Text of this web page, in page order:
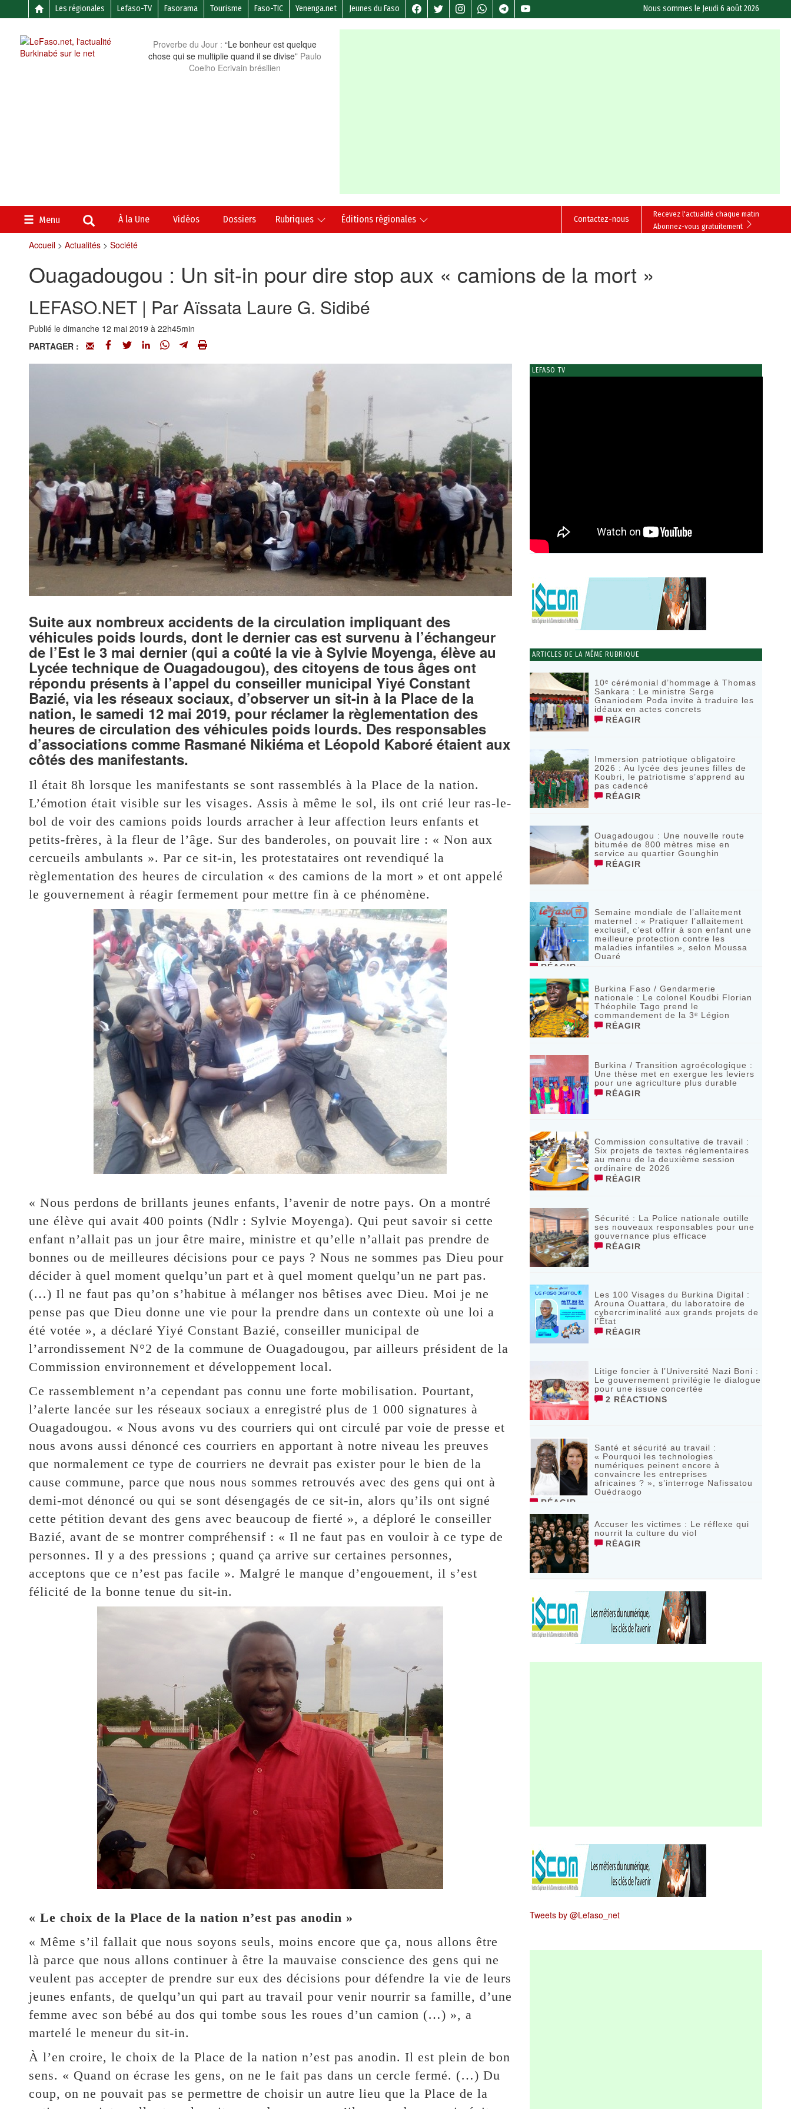
Les régionales Lefaso-TV Fasorama Tourisme Faso-TIC Yenenga.net Jeunes du Faso Nous sommes le Jeudi 6 août 2026
Proverbe du Jour : “Le bonheur est quelque
chose qui se multiplie quand il se divise” Paulo
Coelho Ecrivain brésilien
Menu À la Une Vidéos Dossiers Rubriques Éditions régionales
Recevez l'actualité chaque matin
Abonnez-vous gratuitement
Contactez-nous
Accueil> Actualités> Société
Ouagadougou : Un sit-in pour dire stop aux « camions de la mort »
LEFASO.NET | Par Aïssata Laure G. Sidibé
Publié le dimanche 12 mai 2019 à 22h45min
PARTAGER :
Suite aux nombreux accidents de la circulation impliquant des
véhicules poids lourds, dont le dernier cas est survenu à l’échangeur
de l’Est le 3 mai dernier (qui a coûté la vie à Sylvie Moyenga, élève au
Lycée technique de Ouagadougou), des citoyens de tous âges ont
répondu présents à l’appel du conseiller municipal Yiyé Constant
Bazié, via les réseaux sociaux, d’observer un sit-in à la Place de la
nation, le samedi 12 mai 2019, pour réclamer la règlementation des
heures de circulation des véhicules poids lourds. Des responsables
d’associations comme Rasmané Nikiéma et Léopold Kaboré étaient aux
côtés des manifestants.
Il était 8h lorsque les manifestants se sont rassemblés à la Place de la nation.
L’émotion était visible sur les visages. Assis à même le sol, ils ont crié leur ras-le-
bol de voir des camions poids lourds arracher à leur affection leurs enfants et
petits-frères, à la fleur de l’âge. Sur des banderoles, on pouvait lire : « Non aux
cercueils ambulants ». Par ce sit-in, les protestataires ont revendiqué la
règlementation des heures de circulation « des camions de la mort » et ont appelé
le gouvernement à réagir fermement pour mettre fin à ce phénomène.
« Nous perdons de brillants jeunes enfants, l’avenir de notre pays. On a montré
une élève qui avait 400 points (Ndlr : Sylvie Moyenga). Qui peut savoir si cette
enfant n’allait pas un jour être maire, ministre et qu’elle n’allait pas prendre de
bonnes ou de meilleures décisions pour ce pays ? Nous ne sommes pas Dieu pour
décider à quel moment quelqu’un part et à quel moment quelqu’un ne part pas.
(…) Il ne faut pas qu’on s’habitue à mélanger nos bêtises avec Dieu. Moi je ne
pense pas que Dieu donne une vie pour la prendre dans un contexte où une loi a
été votée », a déclaré Yiyé Constant Bazié, conseiller municipal de
l’arrondissement N°2 de la commune de Ouagadougou, par ailleurs président de la
Commission environnement et développement local.
Ce rassemblement n’a cependant pas connu une forte mobilisation. Pourtant,
l’alerte lancée sur les réseaux sociaux a enregistré plus de 1 000 signatures à
Ouagadougou. « Nous avons vu des courriers qui ont circulé par voie de presse et
nous avons aussi dénoncé ces courriers en apportant à notre niveau les preuves
que normalement ce type de courriers ne devrait pas exister pour le bien de la
cause commune, parce que nous nous sommes retrouvés avec des gens qui ont à
demi-mot dénoncé ou qui se sont désengagés de ce sit-in, alors qu’ils ont signé
cette pétition devant des gens avec beaucoup de fierté », a déploré le conseiller
Bazié, avant de se montrer compréhensif : « Il ne faut pas en vouloir à ce type de
personnes. Il y a des pressions ; quand ça arrive sur certaines personnes,
acceptons que ce n’est pas facile ». Malgré le manque d’engouement, il s’est
félicité de la bonne tenue du sit-in.
« Le choix de la Place de la nation n’est pas anodin »
« Même s’il fallait que nous soyons seuls, moins encore que ça, nous allons être
là parce que nous allons continuer à être la mauvaise conscience des gens qui ne
veulent pas accepter de prendre sur eux des décisions pour défendre la vie de leurs
jeunes enfants, de quelqu’un qui part au travail pour venir nourrir sa famille, d’une
femme avec son bébé au dos qui tombe sous les roues d’un camion (…) », a
martelé le meneur du sit-in.
À l’en croire, le choix de la Place de la nation n’est pas anodin. Il est plein de bon
sens. « Quand on écrase les gens, on ne le fait pas dans un cercle fermé. (…) Du
coup, on ne pouvait pas se permettre de choisir un autre lieu que la Place de la
LEFASO TV
ARTICLES DE LA MÊME RUBRIQUE
10ᵉ cérémonial d’hommage à Thomas
Sankara : Le ministre Serge
Gnaniodem Poda invite à traduire les
idéaux en actes concrets
RÉAGIR
Immersion patriotique obligatoire
2026 : Au lycée des jeunes filles de
Koubri, le patriotisme s’apprend au
pas cadencé
RÉAGIR
Ouagadougou : Une nouvelle route
bitumée de 800 mètres mise en
service au quartier Gounghin
RÉAGIR
Semaine mondiale de l’allaitement
maternel : « Pratiquer l’allaitement
exclusif, c’est offrir à son enfant une
meilleure protection contre les
maladies infantiles », selon Moussa
Ouaré
RÉAGIR
Burkina Faso / Gendarmerie
nationale : Le colonel Koudbi Florian
Théophile Tago prend le
commandement de la 3ᵉ Légion
RÉAGIR
Burkina / Transition agroécologique :
Une thèse met en exergue les leviers
pour une agriculture plus durable
RÉAGIR
Commission consultative de travail :
Six projets de textes réglementaires
au menu de la deuxième session
ordinaire de 2026
RÉAGIR
Sécurité : La Police nationale outille
ses nouveaux responsables pour une
gouvernance plus efficace
RÉAGIR
Les 100 Visages du Burkina Digital :
Arouna Ouattara, du laboratoire de
cybercriminalité aux grands projets de
l’État
RÉAGIR
Litige foncier à l’Université Nazi Boni :
Le gouvernement privilégie le dialogue
pour une issue concertée
2 RÉACTIONS
Santé et sécurité au travail :
« Pourquoi les technologies
numériques peinent encore à
convaincre les entreprises
africaines ? », s’interroge Nafissatou
Ouédraogo
RÉAGIR
Accuser les victimes : Le réflexe qui
nourrit la culture du viol
RÉAGIR
Tweets by @Lefaso_net